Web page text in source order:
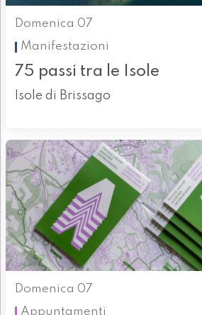
Domenica 07
Manifestazioni
75 passi tra le Isole
Isole di Brissago
Domenica 07
Appuntamenti